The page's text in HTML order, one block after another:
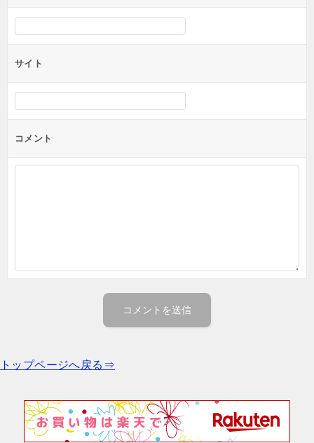
サイト
コメント
トップページへ戻る⇒